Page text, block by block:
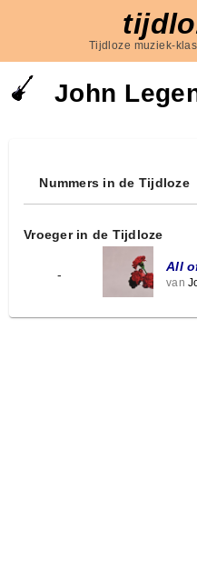
Tijdloze muziek-
John
Nummers in de Tijdloze
Vroeger in de Tijdloze
-
All
van